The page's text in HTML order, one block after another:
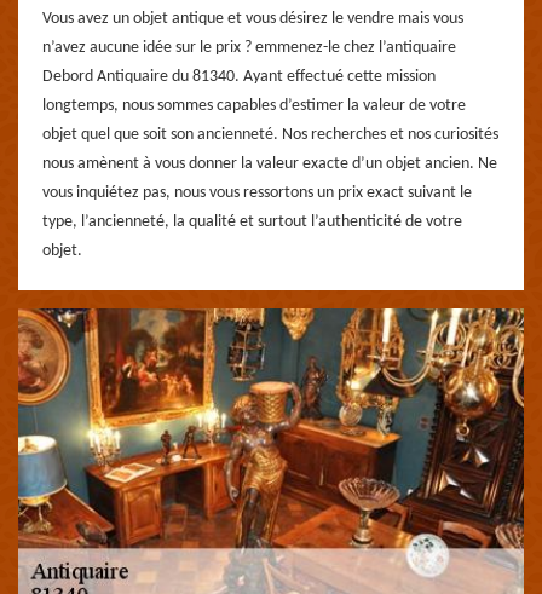
Vous avez un objet antique et vous désirez le vendre mais vous
n’avez aucune idée sur le prix ? emmenez-le chez l’antiquaire
Debord Antiquaire du 81340. Ayant effectué cette mission
longtemps, nous sommes capables d’estimer la valeur de votre
objet quel que soit son ancienneté. Nos recherches et nos curiosités
nous amènent à vous donner la valeur exacte d’un objet ancien. Ne
vous inquiétez pas, nous vous ressortons un prix exact suivant le
type, l’ancienneté, la qualité et surtout l’authenticité de votre
objet.